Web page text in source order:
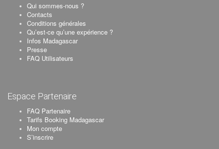
Qui sommes-nous ?
Contacts
Conditions générales
Qu’est-ce qu’une expérience ?
Infos Madagascar
Presse
FAQ Utilisateurs
Espace Partenaire
FAQ Partenaire
Tarifs Booking Madagascar
Mon compte
S’inscrire